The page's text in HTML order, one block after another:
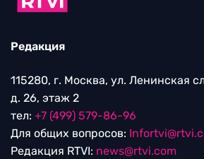
Редакция
115280, г. Москва, ул. Ленинская
д. 26, этаж 2
тел: +7 (499) 579-86-96
Для общих вопросов:
Редакция RTVI: news@rtvi.com